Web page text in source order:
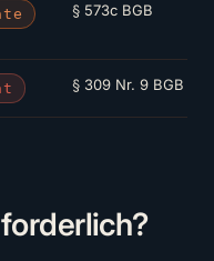
§ 573c BGB
§ 309 Nr. 9 BGB